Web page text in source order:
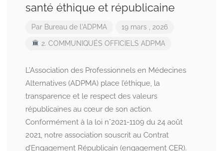
santé éthique et républicaine
Par Bureau de l'ADPMA 19 mars , 2026
2. COMMUNIQUÉS OFFICIELS ADPMA
L’Association des Professionnels en Médecines
Alternatives (ADPMA) place l’éthique, la
transparence et le respect des valeurs
républicaines au cœur de son action.
Conformément à la loi n°2021-1109 du 24 août
2021, notre association souscrit au Contrat
d’Engagement Républicain (engagement CER).